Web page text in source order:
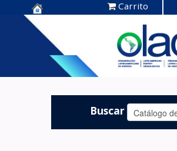
Centro de
Documentación
OLADE -
Carrito
Buscar